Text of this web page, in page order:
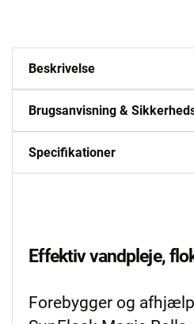
Beskrivelse
Brugsanvisning &
Specifikationer
Effektiv vandpleje,
Forebygger og